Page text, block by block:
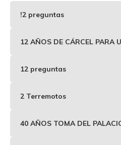
!2 preguntas
12 AÑOS DE CÁRCEL PARA
12 preguntas
2 Terremotos
40 AÑOS TOMA DEL